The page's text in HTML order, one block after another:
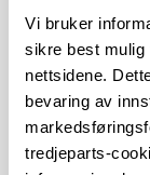
Vi bruker
sikre best mulig
nettsidene.
bevaring av
tredjeparts-